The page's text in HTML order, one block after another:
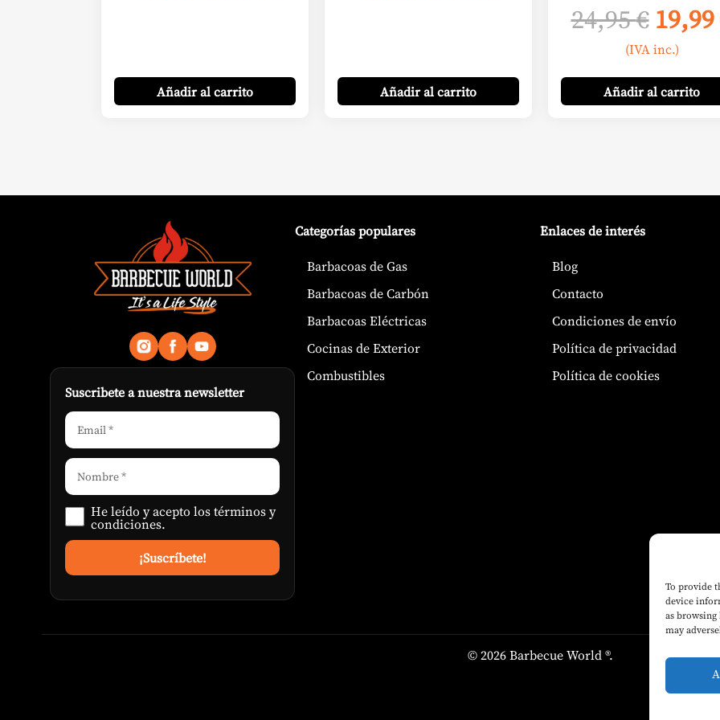
To provide
device
as
may
Añadiral carrito Añadiral carrito
24,95€ El
precio
era:
19,99
(IVA inc.)
Añadiral carrito
Suscribete a nuestra newsletter
He leído y acepto lostérminos y
condiciones.
Categorías populares
Barbacoas de Gas
Barbacoas de Carbón
Barbacoas Eléctricas
Cocinas de Exterior
Combustibles
Enlaces de interés
Blog
Contacto
Condiciones de envío
Política de privacidad
Política de cookies
© 2026 Barbecue World ®.